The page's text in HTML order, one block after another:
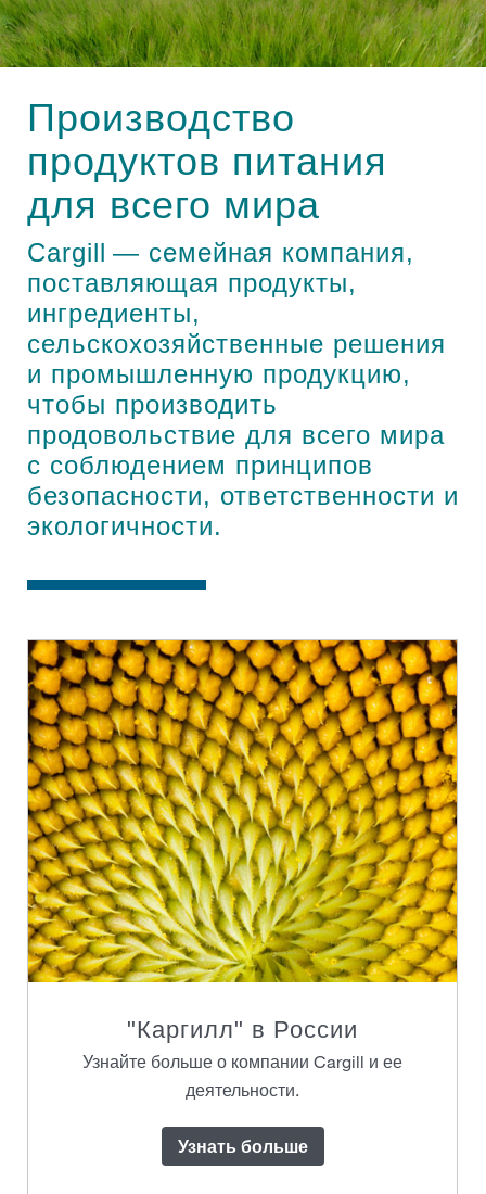
Производство сухих кормов для домашних
животных СТМ
Управление Pисками
"Каргилл" в мире
Вниманию партнеров и клиентов!
Производство
продуктов питания
для всего мира
Cargill — семейная компания,
поставляющая продукты,
ингредиенты,
сельскохозяйственные решения
и промышленную продукцию,
чтобы производить
продовольствие для всего мира
с соблюдением принципов
безопасности, ответственности и
экологичности.
"Каргилл" в России
Узнайте больше о компании Cargill и ее
деятельности.
Узнать больше